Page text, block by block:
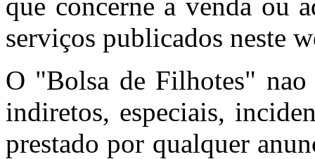
serviços publicados neste
O "Bolsa de Filhotes" nao
indiretos, especiais,
prestado por qualquer